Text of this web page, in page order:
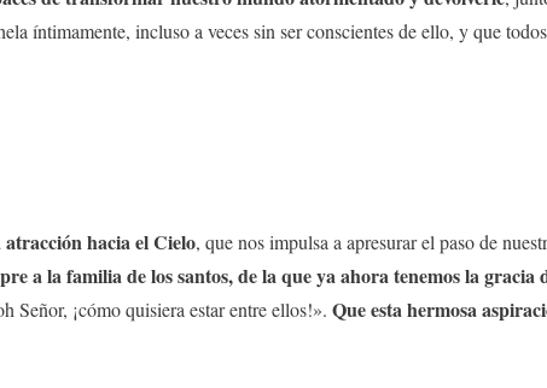
íntimamente, incluso a veces sin ser conscientes de ello, y que
atracción hacia el Cielo, que nos impulsa a apresurar el paso de
a la familia de los santos, de la que ya ahora tenemos la
Señor, ¡cómo quisiera estar entre ellos!». Que esta hermosa